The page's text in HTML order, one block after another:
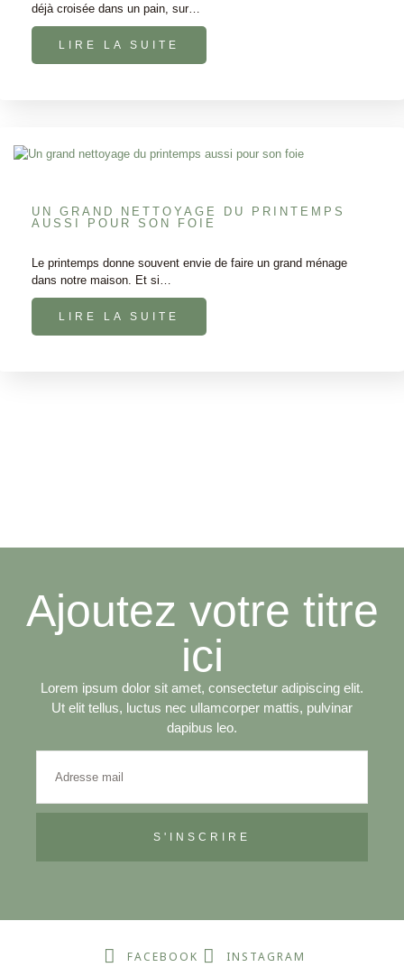
déjà croisée dans un pain, sur…
LIRE LA SUITE
UN GRAND NETTOYAGE DU PRINTEMPS
AUSSI POUR SON FOIE
Le printemps donne souvent envie de faire un grand ménage
dans notre maison. Et si…
LIRE LA SUITE
Ajoutez votre titre
ici
Lorem ipsum dolor sit amet, consectetur adipiscing elit.
Ut elit tellus, luctus nec ullamcorper mattis, pulvinar
dapibus leo.
S'INSCRIRE
FACEBOOK INSTAGRAM